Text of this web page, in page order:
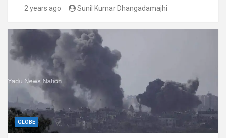
2 years ago Sunil Kumar Dhangadamajhi
GLOBE